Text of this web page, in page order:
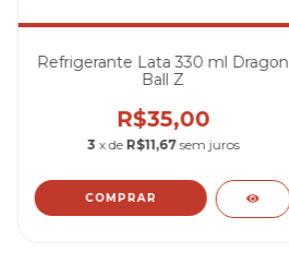
Refrigerante Lata 330 ml Dragon
Ball Z
R$35,00
3 x de R$11,67 sem juros
COMPRAR